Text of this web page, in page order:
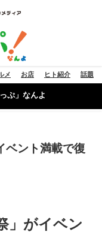
メ お店 ヒト紹介 話題
ぷ」なんよ
ベント満載で復
」がイベン